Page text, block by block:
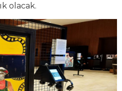
olacak.